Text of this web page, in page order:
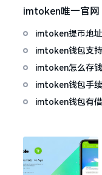
imtoken唯一官网
imtoken提币地
imtoken钱包支
imtoken怎么存
imtoken钱包手续
在招
imtoken钱包有借